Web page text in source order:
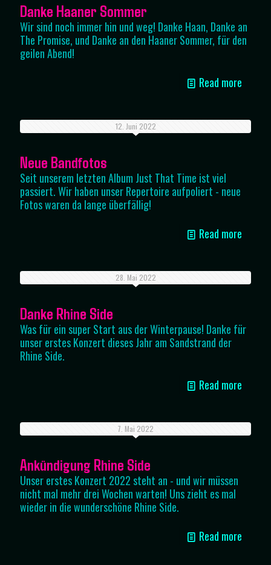
Danke Haaner Sommer
Wir sind noch immer hin und weg! Danke Haan, Danke an
The Promise, und Danke an den Haaner Sommer, für den
geilen Abend!
Read more
12. Juni 2022
Neue Bandfotos
Seit unserem letzten Album Just That Time ist viel
passiert. Wir haben unser Repertoire aufpoliert - neue
Fotos waren da lange überfällig!
Read more
28. Mai 2022
Danke Rhine Side
Was für ein super Start aus der Winterpause! Danke für
unser erstes Konzert dieses Jahr am Sandstrand der
Rhine Side.
Read more
7. Mai 2022
Ankündigung Rhine Side
Unser erstes Konzert 2022 steht an - und wir müssen
nicht mal mehr drei Wochen warten! Uns zieht es mal
wieder in die wunderschöne Rhine Side.
Read more